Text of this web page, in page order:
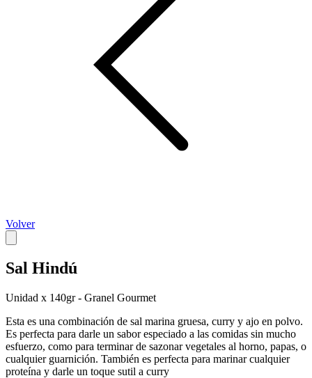
Volver
Sal Hindú
Unidad x 140gr - Granel Gourmet
Esta es una combinación de sal marina gruesa, curry y ajo en polvo.
Es perfecta para darle un sabor especiado a las comidas sin mucho
esfuerzo, como para terminar de sazonar vegetales al horno, papas, o
cualquier guarnición. También es perfecta para marinar cualquier
proteína y darle un toque sutil a curry